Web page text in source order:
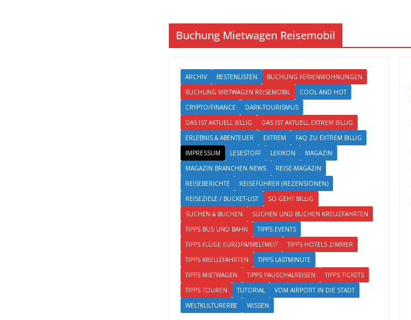
Buchung Mietwagen Reisemobil
ARCHIV BESTENLISTEN
BUCHUNG FERIENWOHNUNGEN
BUCHUNG MIETWAGEN REISEMOBIL
COOL AND HOT
CRYPTO/FINANCE
DARK-TOURISMUS
DAS IST AKTUELL BILLIG
DAS IST AKTUELL EXTREM BILLIG
ERLEBNIS & ABENTEUER
EXTREM
FAQ ZU EXTREM BILLIG
IMPRESSUM
LESESTOFF LEXIKON
MAGAZIN
MAGAZIN BRANCHEN NEWS
REISE-MAGAZIN
REISEBERICHTE
REISEFÜHRER (REZENSIONEN)
REISEZIELE / BUCKET-LIST
SO GEHT BILLIG
SUCHEN & BUCHEN
SUCHEN UND BUCHEN KREUZFAHRTEN
TIPPS BUS UND BAHN
TIPPS EVENTS
TIPPS FLÜGE EUROPA/WELTWEIT
TIPPS HOTELS ZIMMER
TIPPS KREUZFAHRTEN
TIPPS LASTMINUTE
TIPPS MIETWAGEN
TIPPS PAUSCHALREISEN
TIPPS TICKETS
TIPPS TOUREN
TUTORIAL
VOM AIRPORT IN DIE STADT
WELTKULTURERBE
WISSEN